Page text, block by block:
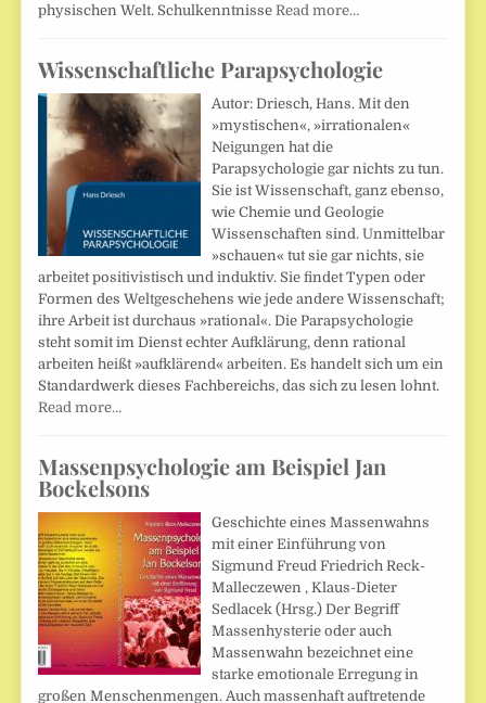
physischen Welt. Schulkenntnisse Read more…
Wissenschaftliche Parapsychologie
Autor: Driesch, Hans. Mit den
»mystischen«, »irrationalen«
Neigungen hat die
Parapsychologie gar nichts zu tun.
Sie ist Wissenschaft, ganz ebenso,
wie Chemie und Geologie
Wissenschaften sind. Unmittelbar
»schauen« tut sie gar nichts, sie
arbeitet positivistisch und induktiv. Sie findet Typen oder
Formen des Weltgeschehens wie jede andere Wissenschaft;
ihre Arbeit ist durchaus »rational«. Die Parapsychologie
steht somit im Dienst echter Aufklärung, denn rational
arbeiten heißt »aufklärend« arbeiten. Es handelt sich um ein
Standardwerk dieses Fachbereichs, das sich zu lesen lohnt.
Read more…
Massenpsychologie am Beispiel Jan
Bockelsons
Geschichte eines Massenwahns
mit einer Einführung von
Sigmund Freud Friedrich Reck-
Malleczewen , Klaus-Dieter
Sedlacek (Hrsg.) Der Begriff
Massenhysterie oder auch
Massenwahn bezeichnet eine
starke emotionale Erregung in
großen Menschenmengen. Auch massenhaft auftretende